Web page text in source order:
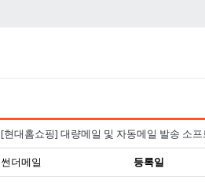
[현대홈쇼핑] 대량메일 및 자동메일 발송 소
썬더메일 등록일